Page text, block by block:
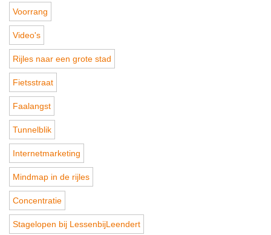
Voorrang
Video's
Rijles naar een grote stad
Fietsstraat
Faalangst
Tunnelblik
Internetmarketing
Mindmap in de rijles
Concentratie
Stagelopen bij LessenbijLeendert